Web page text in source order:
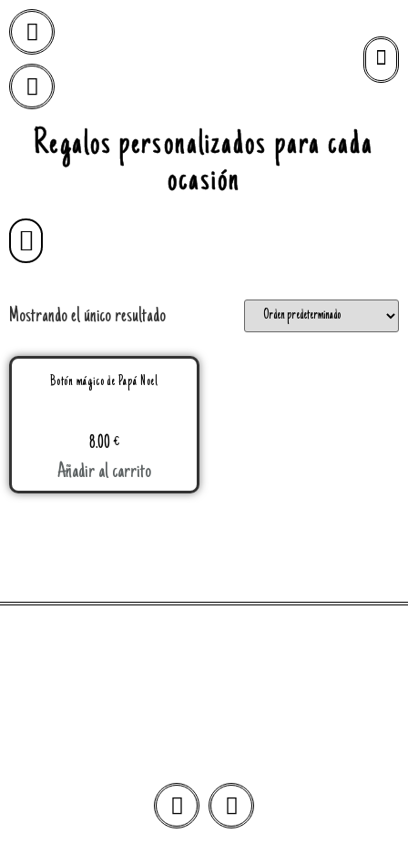
Regalos personalizados para cada
ocasión
Mostrando el único resultado
Botón mágico de Papá Noel
8.00€
Añadir al carrito